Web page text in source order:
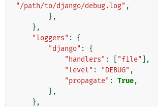
"/path/to/django/debug.log" ,
},
},
"loggers" :
{
"django" :
{
"handlers" : "file"
],
"level" : "DEBUG" ,
"propagate" : True,
},
},